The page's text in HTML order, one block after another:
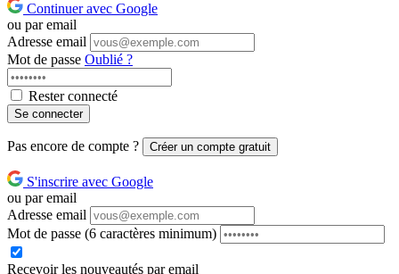
Continuer avec Google
ou par email
Adresse email
Mot de passe Oublié ?
Rester connecté
Se connecter
Pas encore de compte ? Créer un compte gratuit
S'inscrire avec Google
ou par email
Adresse email
Mot de passe (6 caractères minimum)
Recevoir les nouveautés par email